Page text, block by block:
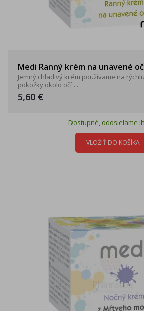
Medi Ranný krém na unavené
Jemný chladivý krém používame na
pokožky okolo očí ...
5,60 €
Dostupné, odosielame
VLOŽIŤ DO KOŠÍKA